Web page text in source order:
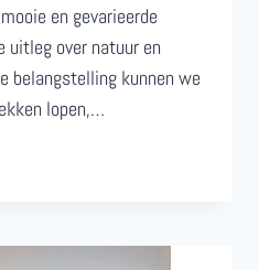
en gevarieerde
uitleg over natuur en
belangstelling kunnen we
lopen,…